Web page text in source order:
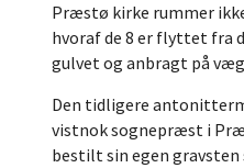
Præstø kirke rummer
hvoraf de 8 er flyttet fra
gulvet og anbragt på
Den tidligere
vistnok sognepræst i
bestilt sin egen gravsten